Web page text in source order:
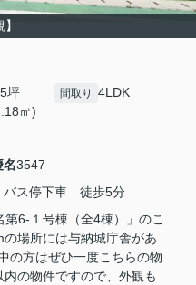
坪
㎡)
間取り 4LDK
名3547
バス停下車 徒歩5分
第6-１号棟（全4棟）」のこ
場所には与納城庁舎があ
の方はぜひ一度こちらの物
の物件ですので、外観も